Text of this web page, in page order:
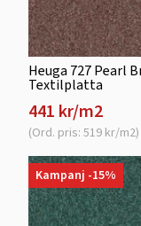
Heuga 727 Pearl
Textilplatta
441 kr/m2
(Ord. pris: 519 kr/m2)
Kampanj -15%